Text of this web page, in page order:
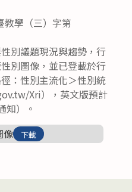
教學（三）字第
別議題現況與趨勢，行
別圖像，並已登載於行
：性別主流化＞性別統
Xri），英文版預計
知）。
像
下載